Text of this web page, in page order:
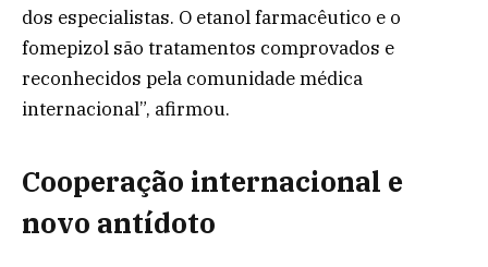
dos especialistas. O etanol farmacêutico e o
fomepizol são tratamentos comprovados e
reconhecidos pela comunidade médica
internacional”, afirmou.
Cooperação internacional e
novo antídoto